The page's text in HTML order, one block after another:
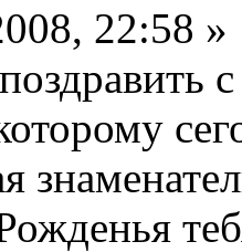
22:58 »